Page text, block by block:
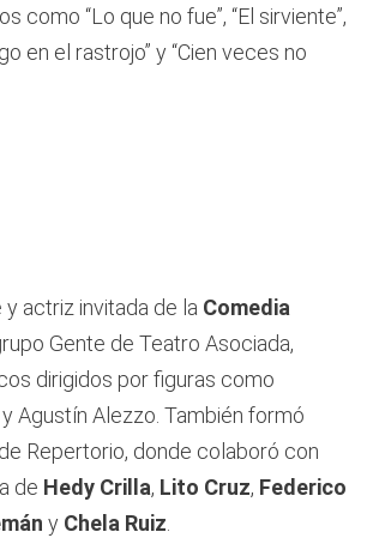
como “Lo que no fue”, “El sirviente”,
en el rastrojo” y “Cien veces no
actriz invitada de la Comedia
Gente de Teatro Asociada,
dirigidos por figuras como
Agustín Alezzo. También formó
Repertorio, donde colaboró con
de Hedy Crilla, Lito Cruz, Federico
y Chela Ruiz.